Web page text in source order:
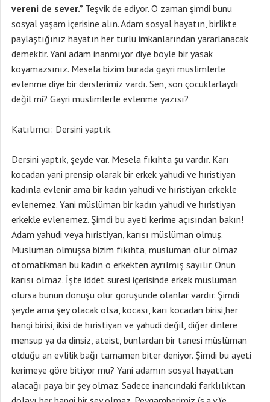
vereni de sever.” Teşvik de ediyor. O zaman şimdi bunu
sosyal yaşam içerisine alın. Adam sosyal hayatın, birlikte
paylaştığınız hayatın her türlü imkanlarından yararlanacak
demektir. Yani adam inanmıyor diye böyle bir yasak
koyamazsınız. Mesela bizim burada gayri müslimlerle
evlenme diye bir derslerimiz vardı. Sen, son çocuklarlaydı
değil mi? Gayri müslimlerle evlenme yazısı?
Katılımcı: Dersini yaptık.
Dersini yaptık, şeyde var. Mesela fıkıhta şu vardır. Karı
kocadan yani prensip olarak bir erkek yahudi ve hıristiyan
kadınla evlenir ama bir kadın yahudi ve hıristiyan erkekle
evlenemez. Yani müslüman bir kadın yahudi ve hıristiyan
erkekle evlenemez. Şimdi bu ayeti kerime açısından bakın!
Adam yahudi veya hıristiyan, karısı müslüman olmuş.
Müslüman olmuşsa bizim fıkıhta, müslüman olur olmaz
otomatikman bu kadın o erkekten ayrılmış sayılır. Onun
karısı olmaz. İşte iddet süresi içerisinde erkek müslüman
olursa bunun dönüşü olur görüşünde olanlar vardır. Şimdi
şeyde ama şey olacak olsa, kocası, karı kocadan birisi,her
hangi birisi, ikisi de hıristiyan ve yahudi değil, diğer dinlere
mensup ya da dinsiz, ateist, bunlardan bir tanesi müslüman
olduğu an evlilik bağı tamamen biter deniyor. Şimdi bu ayeti
kerimeye göre bitiyor mu? Yani adamın sosyal hayattan
alacağı paya bir şey olmaz. Sadece inancındaki farklılıktan